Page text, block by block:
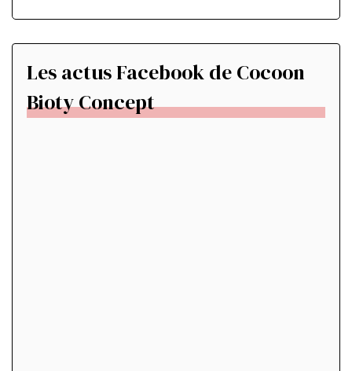
Les actus Facebook de Cocoon
Bioty Concept